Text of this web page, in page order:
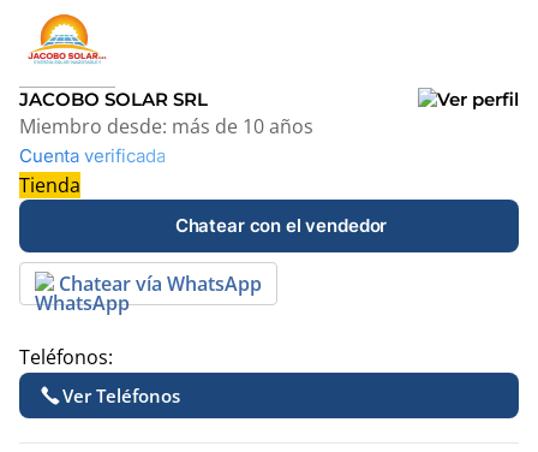
+
−
JACOBO SOLAR SRL
Miembro desde: más de 10 años
Cuenta verificada
Tienda
Chatear con el vendedor
Chatear vía WhatsApp
Teléfonos:
Ver Teléfonos